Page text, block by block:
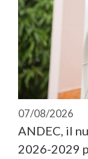
07/08/2026
ANDEC, il
2026-2029